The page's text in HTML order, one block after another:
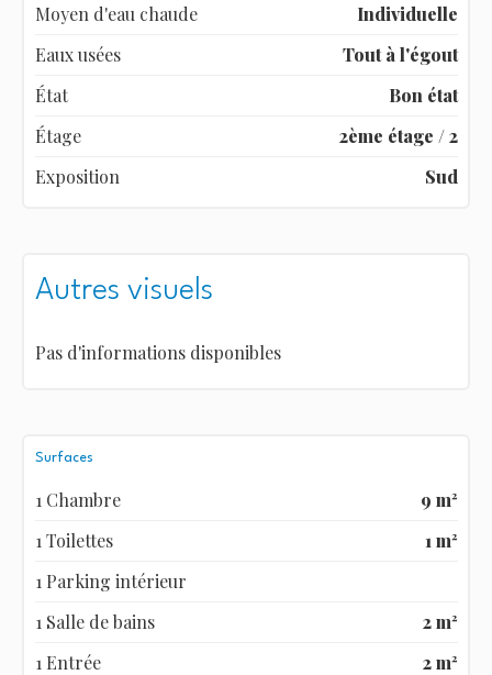
Moyen d'eau chaude
Individuelle
Eaux usées
Tout à l'égout
État
Bon état
Étage
2ème étage / 2
Exposition
Sud
Autres visuels
Pas d'informations disponibles
Surfaces
1 Chambre
9 m²
1 Toilettes
1 m²
1 Parking intérieur
1 Salle de bains
2 m²
1 Entrée
2 m²